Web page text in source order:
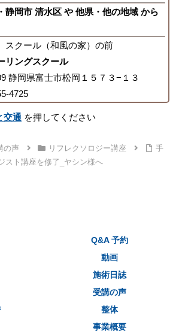
静岡市 清水区 や 他県・他の地域 から
スクール（和風の家）の前
リングスクール
静岡県富士市松岡１５７３−１３
4725
交通 を押してください
の声 リフレクソロジー講座
手
スト講座を修了_ヤシン様へ
Q&A 予約
動画
施術日誌
受講の声
整体
事業概要